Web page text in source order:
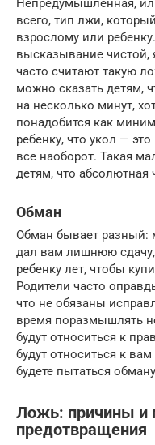
Непредумышленная,
всего, тип лжи,
взрослому или
высказывание чистой,
часто считают такую
можно сказать детям,
на несколько минут,
понадобится как
ребенку, что укол —
все наоборот. Такая
детям, что абсолютная
Обман
Обман бывает разный:
дал вам лишнюю
ребенку лет, чтобы
Родители часто
что не обязаны
время поразмышлять
будут относиться к
будут относиться к
будете пытаться
Ложь: причины и
предотвращения